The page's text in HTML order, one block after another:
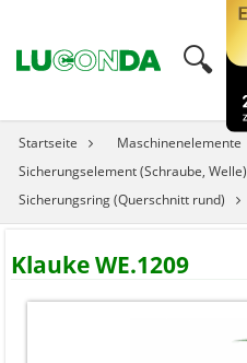
🔍︎
Startseite Maschinenelemente
Sicherungselement (Schraube, Welle)
Sicherungsring (Querschnitt rund)
Klauke WE.1209